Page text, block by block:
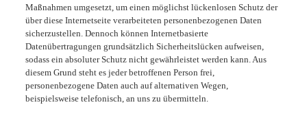
Maßnahmen umgesetzt, um einen möglichst lückenlosen Schutz der
über diese Internetseite verarbeiteten personenbezogenen Daten
sicherzustellen. Dennoch können Internetbasierte
Datenübertragungen grundsätzlich Sicherheitslücken aufweisen,
sodass ein absoluter Schutz nicht gewährleistet werden kann. Aus
diesem Grund steht es jeder betroffenen Person frei,
personenbezogene Daten auch auf alternativen Wegen,
beispielsweise telefonisch, an uns zu übermitteln.